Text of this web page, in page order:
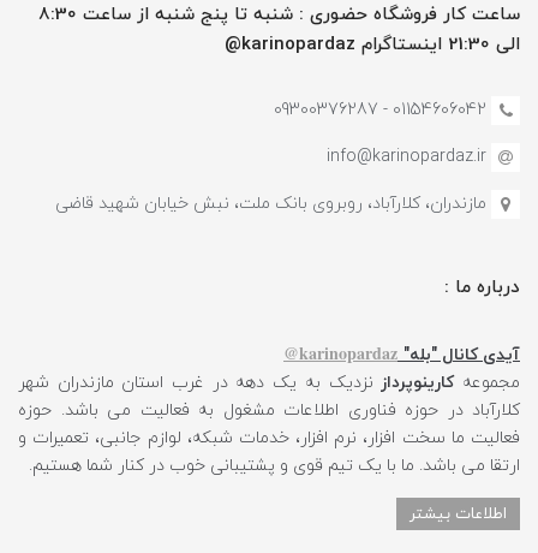
ساعت کار فروشگاه حضوری : شنبه تا پنج شنبه از ساعت 8:30
الی 21:30 اینستاگرام karinopardaz@
01154606042 - 09300376287
info@karinopardaz.ir
مازندران، کلارآباد، روبروی بانک ملت، نبش خیابان شهید قاضی
درباره ما :
آیدی کانال "بله" karinopardaz@
مجموعهکارینوپرداز نزدیک به یک دهه در غرب استان مازندران شهر
کلارآباد در حوزه فناوری اطلاعات مشغول به فعالیت می باشد. حوزه
فعالیت ما سخت افزار، نرم افزار، خدمات شبکه، لوازم جانبی، تعمیرات و
ارتقا می باشد. ما با یک تیم قوی و پشتیبانی خوب در کنار شما هستیم.
اطلاعات بیشتر